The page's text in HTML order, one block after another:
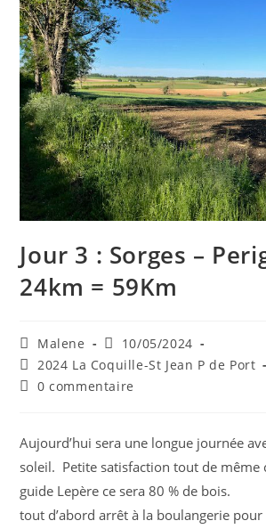
Jour 3 : Sorges –
24km = 59Km
Auteur/autrice
de
la
publication :
Malene
Publication
publiée :
10/05/2024
Post
category:
2024 La Coquille-St Jean P de Port
Commentaires
publication :
0 commentaire
Aujourd’hui sera une longue journée
soleil. Petite satisfaction tout de même
guide Lepère ce sera 80 % de bois.
tout d’abord arrêt à la boulangerie